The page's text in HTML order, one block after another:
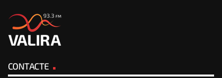
CONTACTE